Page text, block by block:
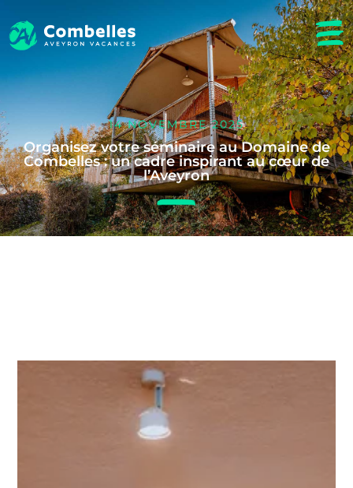
14 NOVEMBRE 2025
Organisez votre séminaire au Domaine de
Combelles : un cadre inspirant au cœur de
l’Aveyron